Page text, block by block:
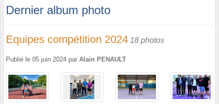
Dernier album photo
Equipes compétition 2024 18 photos
Publié le 05 juin 2024 par Alain PENAULT